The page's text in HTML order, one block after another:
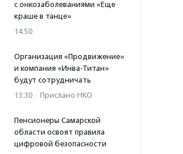
с онкозаболеваниями «Еще
краше в танце»
14:50
Организация «Продвижение»
и компания «Инва-Титан»
будут сотрудничать
13:30 · Прислано НКО
Пенсионеры Самарской
области освоят правила
цифровой безопасности